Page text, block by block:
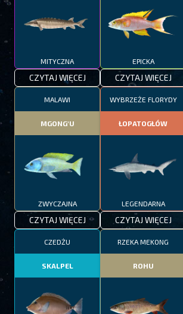
MITYCZNA
CZYTAJ WIĘCEJ
EPICKA
CZYTAJ WIĘCEJ
MALAWI
MGONG'U
ZWYCZAJNA
CZYTAJ WIĘCEJ
WYBRZEŻE FLORYDY
ŁOPATOGŁÓW
LEGENDARNA
CZYTAJ WIĘCEJ
CZEDŻU
SKALPEL
RZEKA MEKONG
ROHU